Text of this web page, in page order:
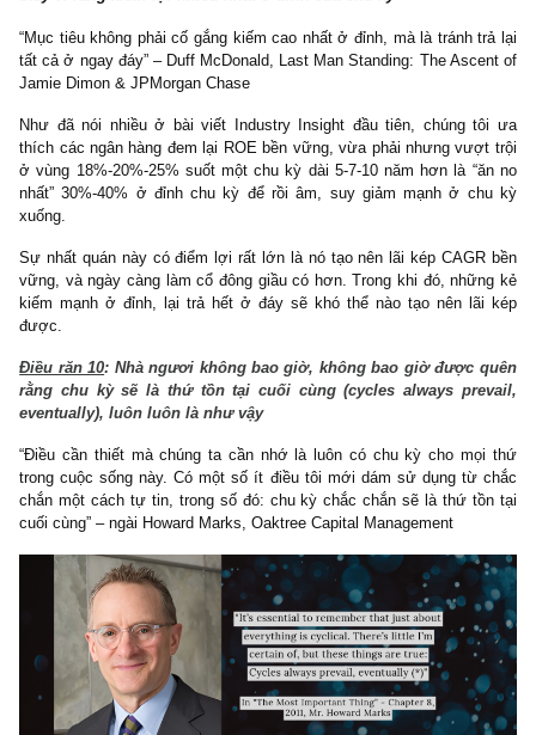
Điều răn 8: Nhà ngươi nên sử dụng đức tính tiết kiệm
như một vũ khí trong thương mại
“Trở thành một nhà cung cấp dịch vụ giá thấp (low cost provider)
lợi thế cạnh tranh vô cùng lớn cho bạn. Nó giúp bạn vượt
thách thức vĩ mô dễ dàng hơn, nó giúp bạn cạnh tranh ở khâu
và giảm áp lực ở khâu nguồn vốn” – Chủ tịch Jerry
Ngoài “skin-in-the-game”, thì có thể nói tố chất của một ban
hoàn hảo chính là đức tính khiêm tốn, tiết kiệm, ít phô trương.
hiện qua nhiều thứ: expenses spread/OPEX của doanh nghiệp,
thưởng bonus của BOM, đời sống cá nhân, v.v Ngoài việc tiết
giúp ích cho lợi thế cạnh tranh và ROE cho cổ đông, thứ
thích hơn chính là việc nó giảm thiểu đáng kể rủi ro “misusing
những tấm gương rất sáng về một ban lãnh đạo hoàn hảo cho cổ
Berkshire ra sao (*)
Điều răn 9 : Nhà ngươi nên hướng tới sự nhất quán
thay vì ráng kiếm lợi nhiều nhất ở đỉnh của chu kỳ
“Mục tiêu không phải cố gắng kiếm cao nhất ở đỉnh, mà là tránh
tất cả ở ngay đáy” – Duff McDonald, Last Man Standing: The
Jamie Dimon & JPMorgan Chase
Như đã nói nhiều ở bài viết Industry Insight đầu tiên, chúng
thích các ngân hàng đem lại ROE bền vững, vừa phải nhưng